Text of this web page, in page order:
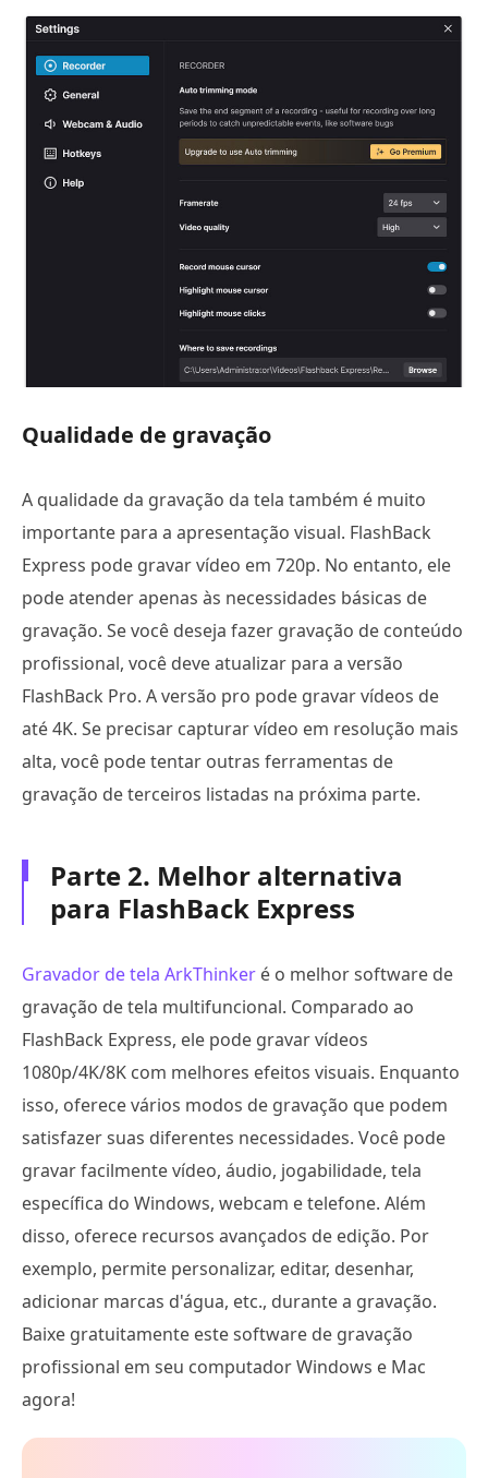
Qualidade de gravação
A qualidade da gravação da tela também é muito
importante para a apresentação visual. FlashBack
Express pode gravar vídeo em 720p. No entanto, ele
pode atender apenas às necessidades básicas de
gravação. Se você deseja fazer gravação de conteúdo
profissional, você deve atualizar para a versão
FlashBack Pro. A versão pro pode gravar vídeos de
até 4K. Se precisar capturar vídeo em resolução mais
alta, você pode tentar outras ferramentas de
gravação de terceiros listadas na próxima parte.
Parte 2. Melhor alternativa
para FlashBack Express
Gravador de tela ArkThinker é o melhor software de
gravação de tela multifuncional. Comparado ao
FlashBack Express, ele pode gravar vídeos
1080p/4K/8K com melhores efeitos visuais. Enquanto
isso, oferece vários modos de gravação que podem
satisfazer suas diferentes necessidades. Você pode
gravar facilmente vídeo, áudio, jogabilidade, tela
específica do Windows, webcam e telefone. Além
disso, oferece recursos avançados de edição. Por
exemplo, permite personalizar, editar, desenhar,
adicionar marcas d'água, etc., durante a gravação.
Baixe gratuitamente este software de gravação
profissional em seu computador Windows e Mac
agora!